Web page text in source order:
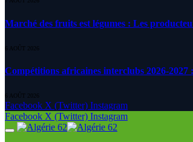
Marché des fruits est légumes : Les
6 AOÛT 2026
Compétitions africaines interclubs 2026-
6 AOÛT 2026
Facebook X (Twitter) Instagram
Facebook X (Twitter) Instagram